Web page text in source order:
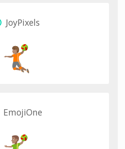
JoyPixels
EmojiOne